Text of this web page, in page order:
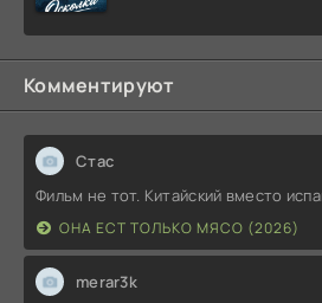
Комментируют
Стас
Фильм не тот. Китайский вместо
ОНА ЕСТ ТОЛЬКО МЯСО (2026)
merar3k